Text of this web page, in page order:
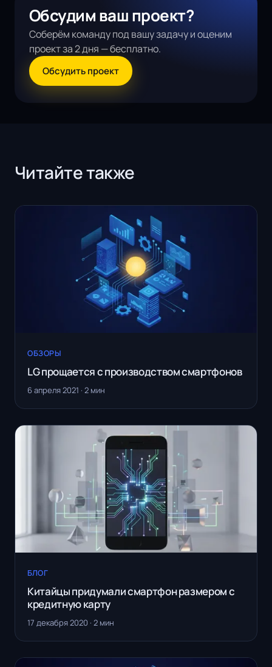
Обсудим ваш проект?
Соберём команду под вашу задачу и оценим
проект за 2 дня — бесплатно.
Обсудить проект
Читайте также
ОБЗОРЫ
LG прощается с производством смартфонов
6 апреля 2021 · 2 мин
БЛОГ
Китайцы придумали смартфон размером с
кредитную карту
17 декабря 2020 · 2 мин